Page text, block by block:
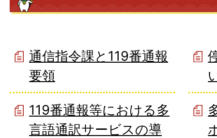
通信指令課と119番通報
要領
119番通報等における多
言語通訳サービスの導